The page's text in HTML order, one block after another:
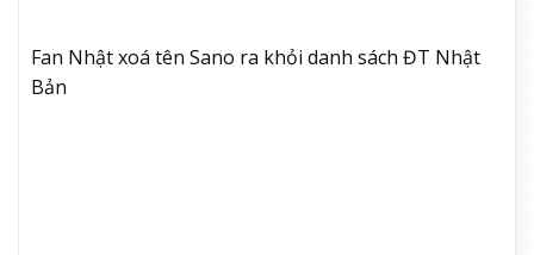
Fan Nhật xoá tên Sano ra khỏi danh sách ĐT Nhật
Bản